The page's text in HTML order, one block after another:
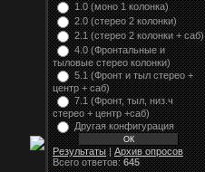
1.0 (моно 1 колонка)
2.0 (стерео 2 колонки)
2.1 (стерео 2 колонки + саб)
4.0 (Фронтальные и
тыловые стерео колонки)
5.1 (Фронт и тыл стерео +
центр + саб)
7.1 (Фронт, тыл, низ.ч
стерео + центр +саб)
Другая конфигурация
Результаты|Архив опросов
Всего ответов:645